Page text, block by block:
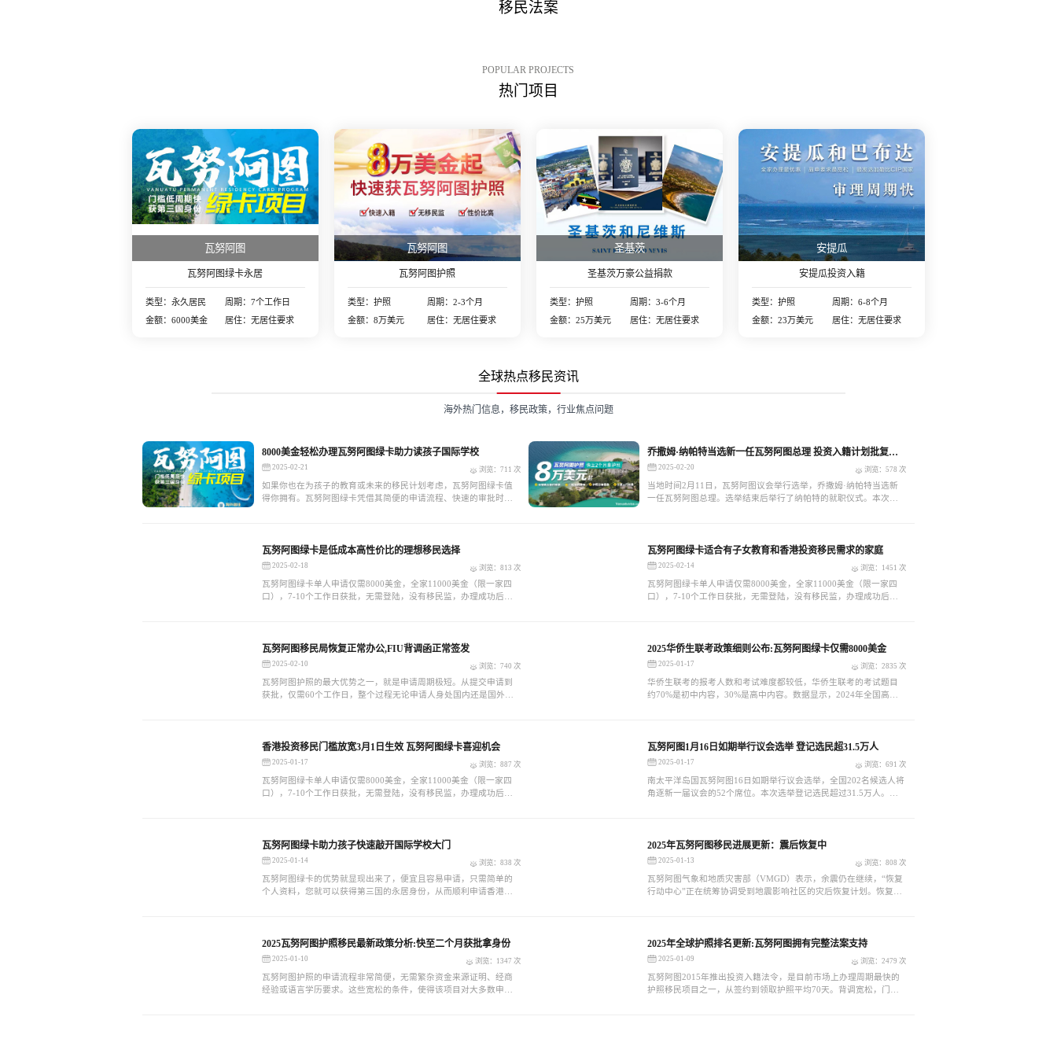
移民法案
POPULAR PROJECTS
热门项目
瓦努阿图
瓦努阿图绿卡永居
类型：永久居民
周期：7个工作日
金额：6000美金
居住：无居住要求
瓦努阿图
瓦努阿图护照
类型：护照
周期：2-3个月
金额：8万美元
居住：无居住要求
圣基茨
圣基茨万豪公益捐款
类型：护照
周期：3-6个月
金额：25万美元
居住：无居住要求
安提瓜
安提瓜投资入籍
类型：护照
周期：6-8个月
金额：23万美元
居住：无居住要求
全球热点移民资讯
海外热门信息，移民政策，行业焦点问题
8000美金轻松办理瓦努阿图绿卡助力读孩子国际学校
2025-02-21 浏览：711 次
如果你也在为孩子的教育或未来的移民计划考虑，瓦努阿图绿卡值
得你拥有。瓦努阿图绿卡凭借其简便的申请流程、快速的审批时间
乔撒姆·纳帕特当选新一任瓦努阿图总理 投资入籍计划批复即
将开始
2025-02-20 浏览：578 次
当地时间2月11日，瓦努阿图议会举行选举，乔撒姆·纳帕特当选新
一任瓦努阿图总理。选举结束后举行了纳帕特的就职仪式。本次选
瓦努阿图绿卡是低成本高性价比的理想移民选择
2025-02-18 浏览：813 次
瓦努阿图绿卡单人申请仅需8000美金，全家11000美金（限一家四
口），7-10个工作日获批，无需登陆，没有移民监，办理成功后可
瓦努阿图绿卡适合有子女教育和香港投资移民需求的家庭
2025-02-14 浏览：1451 次
瓦努阿图绿卡单人申请仅需8000美金，全家11000美金（限一家四
口），7-10个工作日获批，无需登陆，没有移民监，办理成功后可
瓦努阿图移民局恢复正常办公,FIU背调函正常签发
2025-02-10 浏览：740 次
瓦努阿图护照的最大优势之一，就是申请周期极短。从提交申请到
获批，仅需60个工作日，整个过程无论申请人身处国内还是国外，
2025华侨生联考政策细则公布:瓦努阿图绿卡仅需8000美金
2025-01-17 浏览：2835 次
华侨生联考的报考人数和考试难度都较低，华侨生联考的考试题目
约70%是初中内容，30%是高中内容。数据显示，2024年全国高考
香港投资移民门槛放宽3月1日生效 瓦努阿图绿卡喜迎机会
2025-01-17 浏览：887 次
瓦努阿图绿卡单人申请仅需8000美金，全家11000美金（限一家四
口），7-10个工作日获批，无需登陆，没有移民监，办理成功后可
瓦努阿图1月16日如期举行议会选举 登记选民超31.5万人
2025-01-17 浏览：691 次
南太平洋岛国瓦努阿图16日如期举行议会选举，全国202名候选人将
角逐新一届议会的52个席位。本次选举登记选民超过31.5万人。当
瓦努阿图绿卡助力孩子快速敲开国际学校大门
2025-01-14 浏览：838 次
瓦努阿图绿卡的优势就显现出来了，便宜且容易申请，只需简单的
个人资料，您就可以获得第三国的永居身份，从而顺利申请香港投
2025年瓦努阿图移民进展更新：震后恢复中
2025-01-13 浏览：808 次
瓦努阿图气象和地质灾害部（VMGD）表示，余震仍在继续，“恢复
行动中心”正在统筹协调受到地震影响社区的灾后恢复计划。恢复成
证。
2025瓦努阿图护照移民最新政策分析:快至二个月获批拿身份
2025-01-10 浏览：1347 次
瓦努阿图护照的申请流程非常简便，无需繁杂资金来源证明、经商
经验或语言学历要求。这些宽松的条件，使得该项目对大多数申请
2025年全球护照排名更新:瓦努阿图拥有完整法案支持
2025-01-09 浏览：2479 次
瓦努阿图2015年推出投资入籍法令，是目前市场上办理周期最快的
护照移民项目之一，从签约到领取护照平均70天。背调宽松，门槛